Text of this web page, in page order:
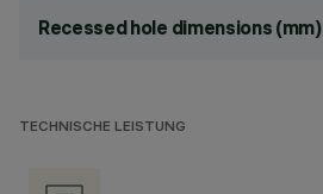
Recessed hole dimensions (mm)
TECHNISCHE LEISTUNG